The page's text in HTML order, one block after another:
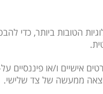
הטובות ביותר, כדי
אישיים ו/או
ממעשה של צד שלישי.